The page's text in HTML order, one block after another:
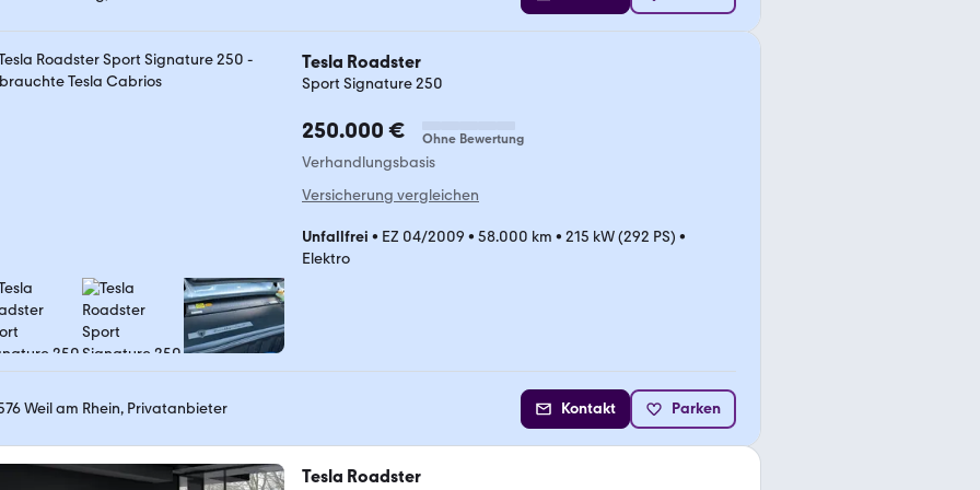
Tesla Roadster
Sport Signature 250
250.000 € Ohne Bewertung
Verhandlungsbasis
Versicherung vergleichen
Unfallfrei • EZ 04/2009 • 58.000 km • 215 kW (292 PS) •
Elektro
Weil am Rhein, Privatanbieter Kontakt Parken
Tesla Roadster